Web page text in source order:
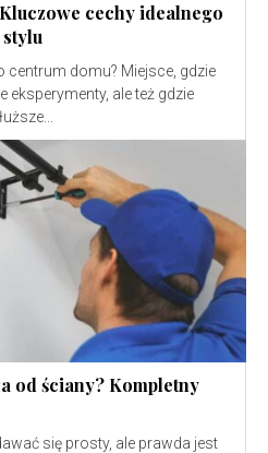
cechy idealnego
centrum domu? Miejsce, gdzie
eksperymenty, ale też gdzie
od ściany? Kompletny
się prosty, ale prawda jest